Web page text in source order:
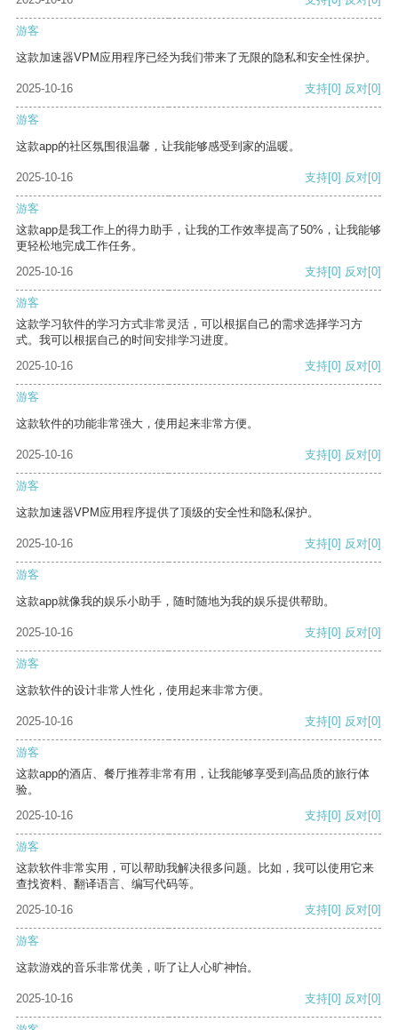
游客
这款加速器VPM应用程序已经为我们带来了无限的隐私和安全性保护。
2025-10-16 支持[0] 反对[0]
游客
这款app的社区氛围很温馨，让我能够感受到家的温暖。
2025-10-16 支持[0] 反对[0]
游客
这款app是我工作上的得力助手，让我的工作效率提高了50%，让我能够
更轻松地完成工作任务。
2025-10-16
支持[0] 反对[0]
游客
这款学习软件的学习方式非常灵活，可以根据自己的需求选择学习方
式。我可以根据自己的时间安排学习进度。
2025-10-16
支持[0] 反对[0]
游客
这款软件的功能非常强大，使用起来非常方便。
2025-10-16 支持[0] 反对[0]
游客
这款加速器VPM应用程序提供了顶级的安全性和隐私保护。
2025-10-16 支持[0] 反对[0]
游客
这款app就像我的娱乐小助手，随时随地为我的娱乐提供帮助。
2025-10-16 支持[0] 反对[0]
游客
这款软件的设计非常人性化，使用起来非常方便。
2025-10-16 支持[0] 反对[0]
游客
这款app的酒店、餐厅推荐非常有用，让我能够享受到高品质的旅行体
验。
2025-10-16
支持[0] 反对[0]
游客
这款软件非常实用，可以帮助我解决很多问题。比如，我可以使用它来
查找资料、翻译语言、编写代码等。
2025-10-16
支持[0] 反对[0]
游客
这款游戏的音乐非常优美，听了让人心旷神怡。
2025-10-16 支持[0] 反对[0]